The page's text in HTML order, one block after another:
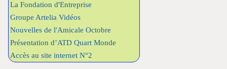
La Fondation d'Entreprise
Groupe Artelia Vidéos
Nouvelles de l'Amicale Octobre
Présentation d’ATD Quart Monde
Accès au site internet N°2